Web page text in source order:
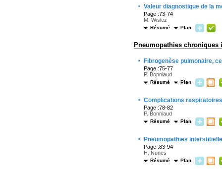
· Valeur diagnostique de la
Page :73-74
M. Wislez
Résumé Plan
Pneumopathies
· Fibrogenèse pulmonaire,
Page :75-77
P. Bonniaud
Résumé Plan
· Complications
Page :78-82
P. Bonniaud
Résumé Plan
· Pneumopathies
Page :83-94
H. Nunes
Résumé Plan